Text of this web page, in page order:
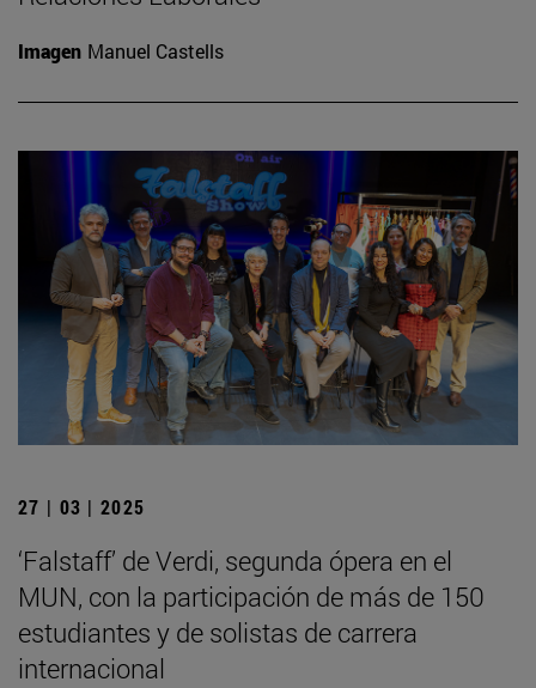
Imagen Manuel Castells
27 | 03 | 2025
‘Falstaff’ de Verdi, segunda ópera en el
MUN, con la participación de más de 150
estudiantes y de solistas de carrera
internacional